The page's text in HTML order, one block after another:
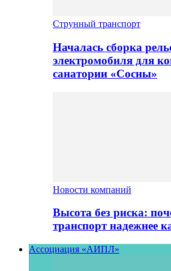
Струнный транспорт
Началась сборка
электромобиля для
санатории «Сосны»
Новости компаний
Высота без риска:
транспорт надежнее
Ассоциация «АИПЛ»